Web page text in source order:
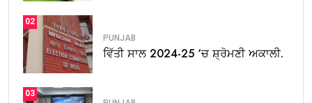
02
PUNJAB
ਵਿੱਤੀ ਸਾਲ 2024-25 ‘ਚ ਸ਼੍ਰੋਮਣੀ ਅਕਾਲੀ.
03